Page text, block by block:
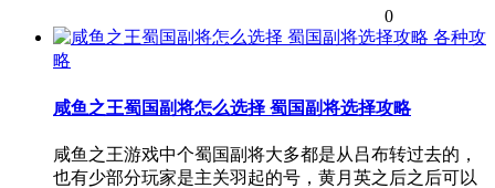
0
各种攻
略
咸鱼之王蜀国副将怎么选择 蜀国副将选择攻略
咸鱼之王游戏中个蜀国副将大多都是从吕布转过去的，
也有少部分玩家是主关羽起的号，黄月英之后之后可以